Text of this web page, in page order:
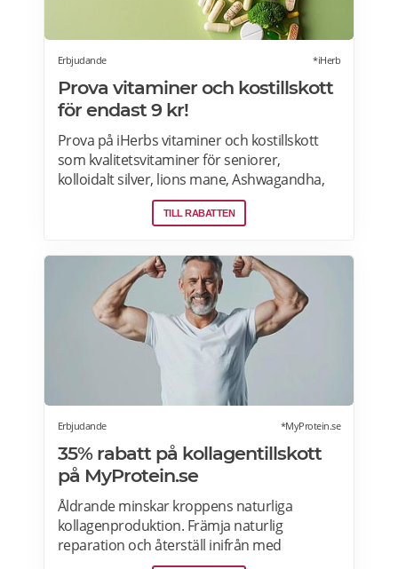
Erbjudande *iHerb
Prova vitaminer och kostillskott
för endast 9 kr!
Prova på iHerbs vitaminer och kostillskott
som kvalitetsvitaminer för seniorer,
kolloidalt silver, lions mane, Ashwagandha,
NAD+, lutein, manukahonung, kollagen och
riktigt bra kosttillskott för endast 9kr. iHerb
produkter för endast 9kr. FRI FRAKT på
beställningar över 390kr. Tullar och skatter
förbetalas vid utcheckningen inga ytterligare
betalningar krävs vid leverans, men ska du
inte handla för mer än 1600 kronor per köp.
TILL RABATTEN
Erbjudande *MyProtein.se
35% rabatt på kollagentillskott
på MyProtein.se
Åldrande minskar kroppens naturliga
kollagenproduktion. Främja naturlig
reparation och återställ inifrån med
kollagentillskott som tabletter, pulver,